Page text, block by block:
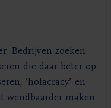
Bedrijven zoeken
die daar beter op
‘holacracy’ en
wendbaarder maken